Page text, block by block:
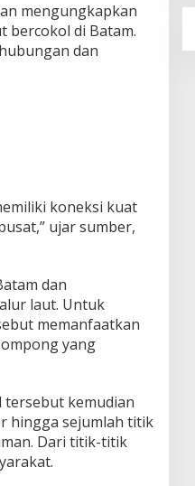
mengungkapkan
bercokol di Batam.
dan
koneksi kuat
ujar sumber,
dan
laut. Untuk
memanfaatkan
yang
tersebut kemudian
hingga sejumlah titik
Dari titik-titik